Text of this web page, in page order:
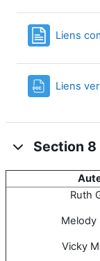
Liens
Liens
Section 8
Ruth
Melody
Vicky